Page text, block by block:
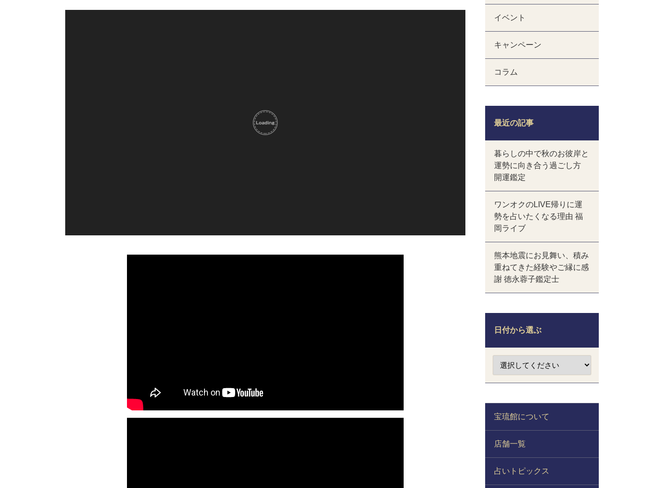
イベント
キャンペーン
コラム
最近の記事
暮らしの中で秋のお彼岸と
運勢に向き合う過ごし方
開運鑑定
ワンオクのLIVE帰りに運
勢を占いたくなる理由 福
岡ライブ
熊本地震にお見舞い、積み
重ねてきた経験やご縁に感
謝 徳永蓉子鑑定士
日付から選ぶ
宝琉館について
店舗一覧
占いトピックス